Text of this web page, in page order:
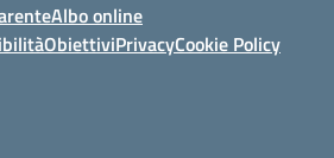
Albo online
ObiettiviPrivacyCookie Policy